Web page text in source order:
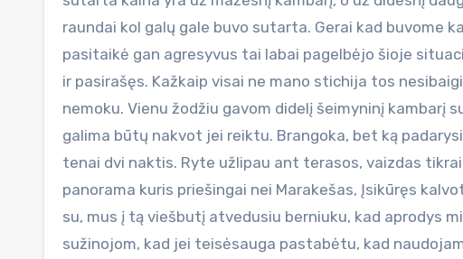
raundai kol galų gale buvo sutarta. Gerai kad buvome
pasitaikė gan agresyvus tai labai pagelbėjo šioje
ir pasirašęs. Kažkaip visai ne mano stichija tos
nemoku. Vienu žodžiu gavom didelį šeimyninį kambarį
galima būtų nakvot jei reiktu. Brangoka, bet ką
tenai dvi naktis. Ryte užlipau ant terasos, vaizdas
panorama kuris priešingai nei Marakešas, Įsikūręs
su, mus į tą viešbutį atvedusiu berniuku, kad aprodys
sužinojom, kad jei teisėsauga pastabėtu, kad